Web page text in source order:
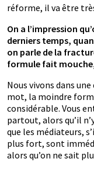
réforme, il va être
On a l’impression
derniers temps,
on parle de la
formule fait mouche,
Nous vivons dans
mot, la moindre
considérable. Vous
partout, alors qu’il
que les médiateurs,
plus fort, sont
alors qu’on ne sait